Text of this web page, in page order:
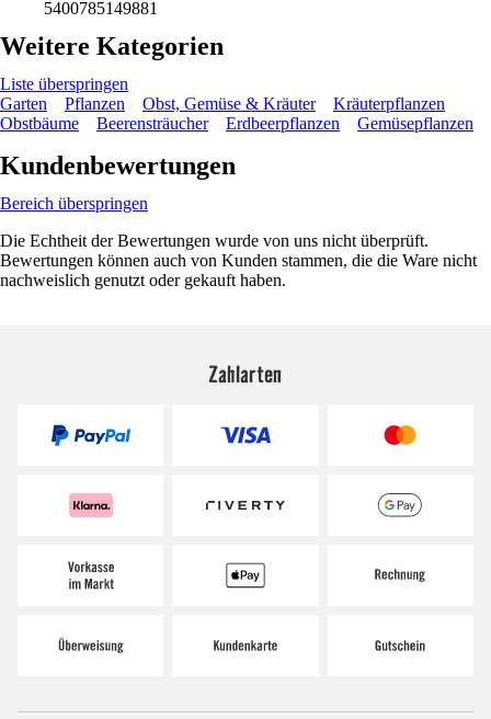
5400785149881
Weitere Kategorien
Liste überspringen
Garten
Pflanzen Obst, Gemüse & Kräuter
Kräuterpflanzen
Obstbäume
Beerensträucher Erdbeerpflanzen Gemüsepflanzen
Kundenbewertungen
Bereich überspringen
Die Echtheit der Bewertungen wurde von uns nicht überprüft.
Bewertungen können auch von Kunden stammen, die die Ware nicht
nachweislich genutzt oder gekauft haben.
Zahlarten